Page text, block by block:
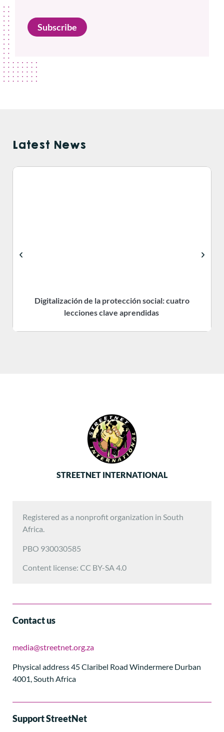
Subscribe
Latest News
Digitalización de la protección social: cuatro
lecciones clave aprendidas
STREETNET INTERNATIONAL
Registered as a nonprofit organization in South
Africa.
PBO 930030585
Content license: CC BY-SA 4.0
Contact us
media@streetnet.org.za
Physical address 45 Claribel Road Windermere Durban
4001, South Africa
Support StreetNet